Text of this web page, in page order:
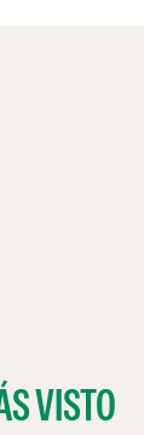
VISTO